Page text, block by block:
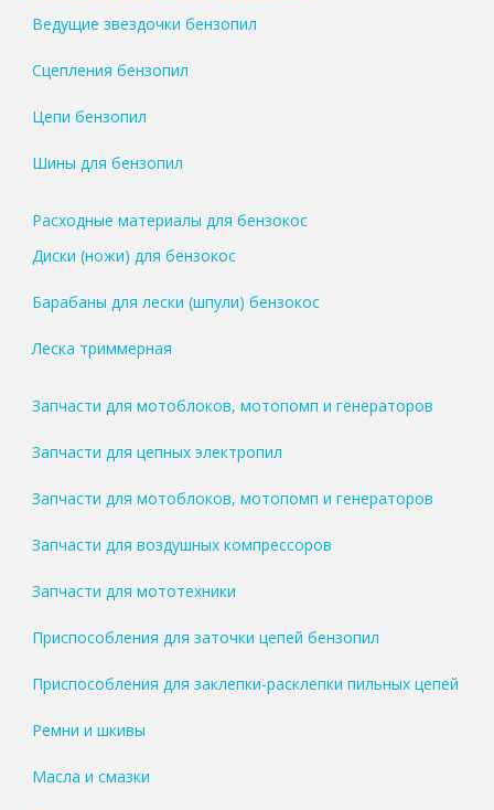
Ведущие звездочки бензопил
Сцепления бензопил
Цепи бензопил
Шины для бензопил
Расходные материалы для бензокос
Диски (ножи) для бензокос
Барабаны для лески (шпули) бензокос
Леска триммерная
Запчасти для мотоблоков, мотопомп и генераторов
Запчасти для цепных электропил
Запчасти для мотоблоков, мотопомп и генераторов
Запчасти для воздушных компрессоров
Запчасти для мототехники
Приспособления для заточки цепей бензопил
Приспособления для заклепки-расклепки пильных цепей
Ремни и шкивы
Масла и смазки